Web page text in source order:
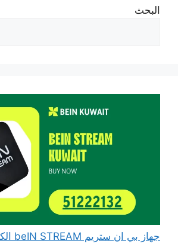
البحث
جهاز بي ان ستريم beIN STREAM الكويت مع اشتراك